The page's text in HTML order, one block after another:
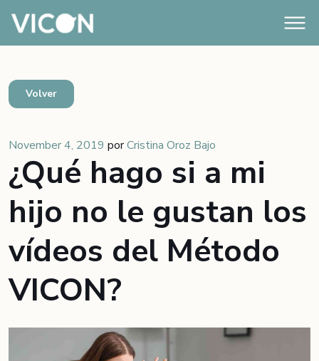
Volver
November 4, 2019 porCristina Oroz Bajo
¿Qué hago si a mi
hijo no le gustan los
vídeos del Método
VICON?